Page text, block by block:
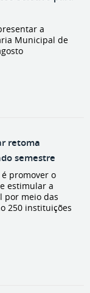
a
Municipal de
retoma
semestre
promover o
estimular a
por meio das
250 instituições